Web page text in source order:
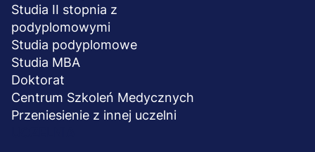
Studia II stopnia z
podyplomowymi
Studia podyplomowe
Studia MBA
Doktorat
Centrum Szkoleń Medycznych
Przeniesienie z innej uczelni